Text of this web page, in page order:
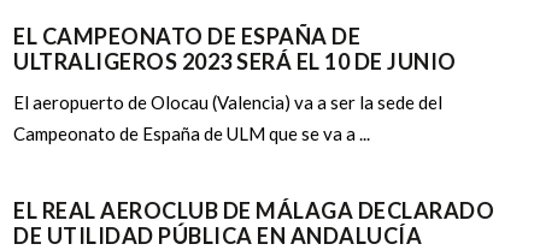
EL CAMPEONATO DE ESPAÑA DE
ULTRALIGEROS 2023 SERÁ EL 10 DE JUNIO
El aeropuerto de Olocau (Valencia) va a ser la sede del
Campeonato de España de ULM que se va a ...
EL REAL AEROCLUB DE MÁLAGA DECLARADO
DE UTILIDAD PÚBLICA EN ANDALUCÍA